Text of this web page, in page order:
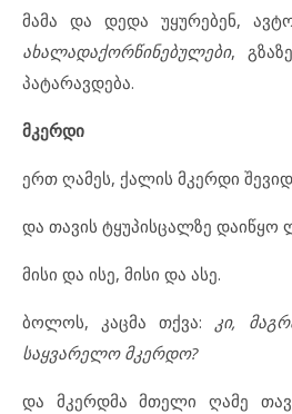
მამა და დედა უყურებენ,
ახალადაქორწინებულები,
პატარავდება.
მკერდი
ერთ ღამეს, ქალის მკერდი
და თავის ტყუპისცალზე დაიწყო
მისი და ისე, მისი და ასე.
ბოლოს, კაცმა თქვა: კი,
საყვარელო მკერდო?
და მკერდმა მთელი ღამე